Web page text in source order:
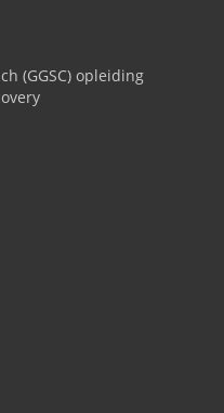
(GGSC) opleiding